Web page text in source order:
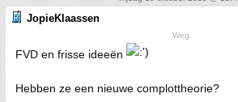
JopieKlaassen
Weg
FVD en frisse ideeën
Hebben ze een nieuwe complottheorie?